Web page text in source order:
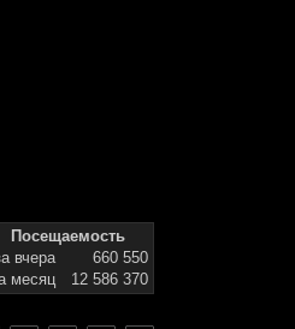
Посещаемость
вчера
660 550
месяц
12 586 370